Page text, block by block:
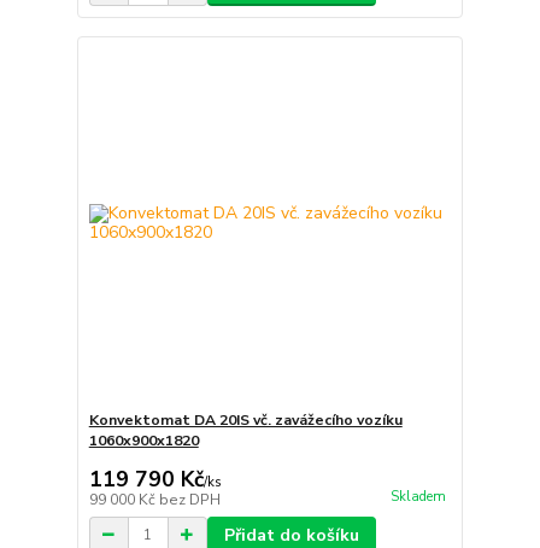
Konvektomat DA 20IS vč. zavážecího vozíku
1060x900x1820
119 790 Kč/ks
99 000 Kč bez DPH Skladem
Přidat do košíku